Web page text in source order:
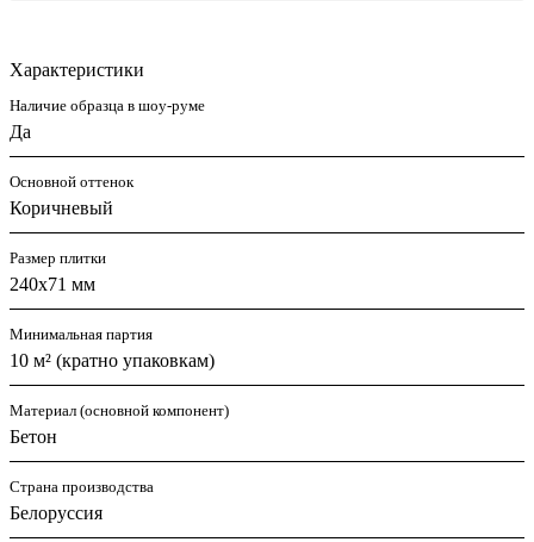
Характеристики
Наличие образца в шоу-руме
Да
Основной оттенок
Коричневый
Размер плитки
240x71 мм
Минимальная партия
10 м² (кратно упаковкам)
Материал (основной компонент)
Бетон
Страна производства
Белоруссия